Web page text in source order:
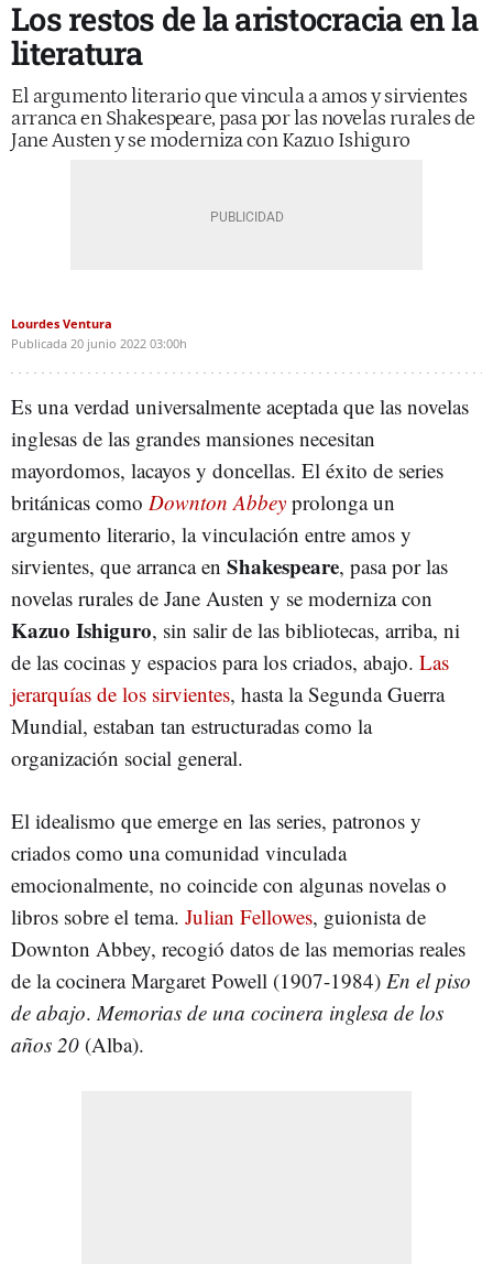
Los restos de la aristocracia en la
literatura
El argumento literario que vincula a amos y sirvientes
arranca en Shakespeare, pasa por las novelas rurales de
Jane Austen y se moderniza con Kazuo Ishiguro
Lourdes Ventura
Publicada 20 junio 2022 03:00h
Es una verdad universalmente aceptada que las novelas
inglesas de las grandes mansiones necesitan
mayordomos, lacayos y doncellas. El éxito de series
británicas como Downton Abbey prolonga un
argumento literario, la vinculación entre amos y
sirvientes, que arranca en Shakespeare, pasa por las
novelas rurales de Jane Austen y se moderniza con
Kazuo Ishiguro, sin salir de las bibliotecas, arriba, ni
de las cocinas y espacios para los criados, abajo. Las
jerarquías de los sirvientes, hasta la Segunda Guerra
Mundial, estaban tan estructuradas como la
organización social general.
El idealismo que emerge en las series, patronos y
criados como una comunidad vinculada
emocionalmente, no coincide con algunas novelas o
libros sobre el tema. Julian Fellowes, guionista de
Downton Abbey, recogió datos de las memorias reales
de la cocinera Margaret Powell (1907-1984) En el piso
de abajo.Memorias de una cocinera inglesa de los
años 20 (Alba).